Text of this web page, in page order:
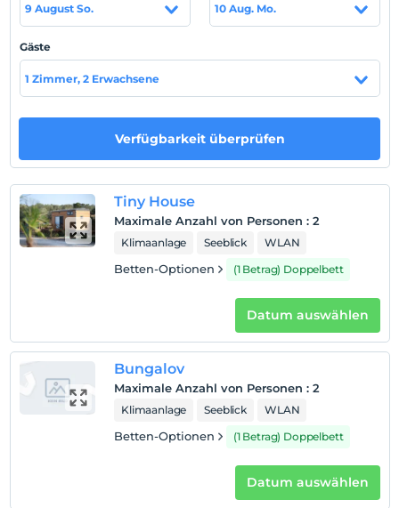
anzeigen
Nach 14:00
Check-out
Vor 12:00
Haustiere
Kind(er)
Der Aufenthalt für Kleinkinder bis zum Alter von 2 ist
kostenlos.
1 Der Aufenthalt für Kind(er) unter dem Alter von 6
ist/sind pro Zimmer kostenlos
9 August So. 10 Aug. Mo.
Gäste
1 Zimmer, 2 Erwachsene
Verfügbarkeit überprüfen
Tiny House
Maximale Anzahl von Personen : 2
Klimaanlage Seeblick WLAN
Betten-Optionen (1 Betrag) Doppelbett
Datum auswählen
Bungalov
Maximale Anzahl von Personen : 2
Klimaanlage Seeblick WLAN
Betten-Optionen (1 Betrag) Doppelbett
Datum auswählen